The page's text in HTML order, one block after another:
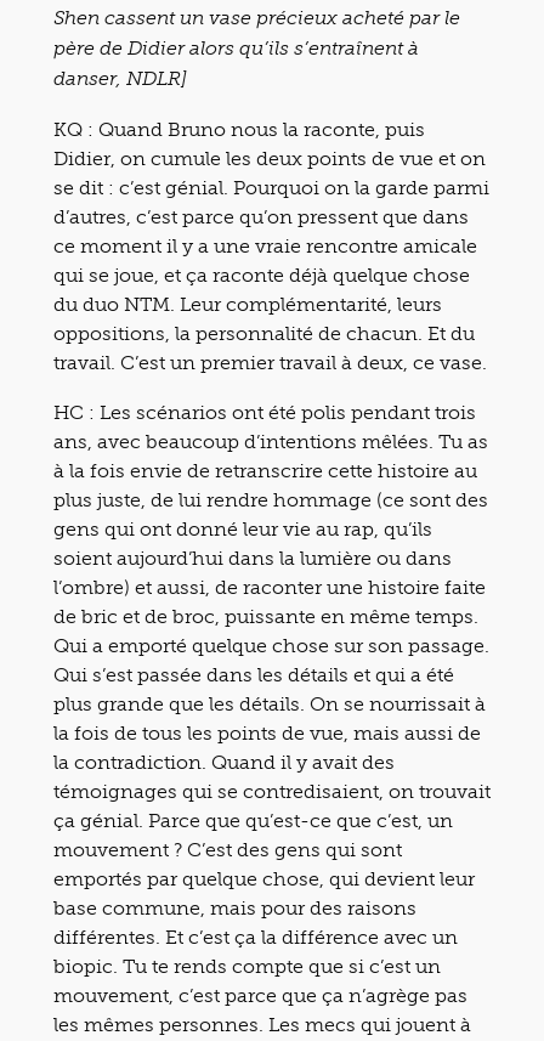
Shen cassent un vase précieux acheté par le
père de Didier alors qu’ils s’entraînent à
danser, NDLR]
KQ : Quand Bruno nous la raconte, puis
Didier, on cumule les deux points de vue et on
se dit : c’est génial. Pourquoi on la garde parmi
d’autres, c’est parce qu’on pressent que dans
ce moment il y a une vraie rencontre amicale
qui se joue, et ça raconte déjà quelque chose
du duo NTM. Leur complémentarité, leurs
oppositions, la personnalité de chacun. Et du
travail. C’est un premier travail à deux, ce vase.
HC : Les scénarios ont été polis pendant trois
ans, avec beaucoup d’intentions mêlées. Tu as
à la fois envie de retranscrire cette histoire au
plus juste, de lui rendre hommage (ce sont des
gens qui ont donné leur vie au rap, qu’ils
soient aujourd’hui dans la lumière ou dans
l’ombre) et aussi, de raconter une histoire faite
de bric et de broc, puissante en même temps.
Qui a emporté quelque chose sur son passage.
Qui s’est passée dans les détails et qui a été
plus grande que les détails. On se nourrissait à
la fois de tous les points de vue, mais aussi de
la contradiction. Quand il y avait des
témoignages qui se contredisaient, on trouvait
ça génial. Parce que qu’est-ce que c’est, un
mouvement ? C’est des gens qui sont
emportés par quelque chose, qui devient leur
base commune, mais pour des raisons
différentes. Et c’est ça la différence avec un
biopic. Tu te rends compte que si c’est un
mouvement, c’est parce que ça n’agrège pas
les mêmes personnes. Les mecs qui jouent à